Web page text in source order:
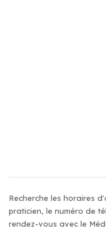
Recherche les horaires
praticien, le numéro de
rendez-vous avec le